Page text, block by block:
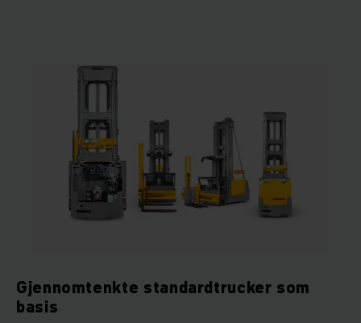
Gjennomtenkte standardtrucker som
basis